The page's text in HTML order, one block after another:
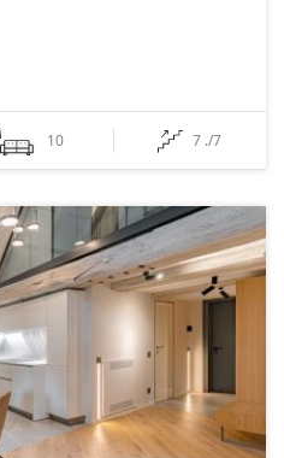
10 7 ./7